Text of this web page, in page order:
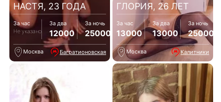
НАСТЯ, 23 ГОДА
За час
Не указано
За два
12000
За ночь
25000
Москва Багратионовская
ГЛОРИЯ, 26 ЛЕТ
За час
13000
За два
13000
За ночь
25000
Москва Калитники